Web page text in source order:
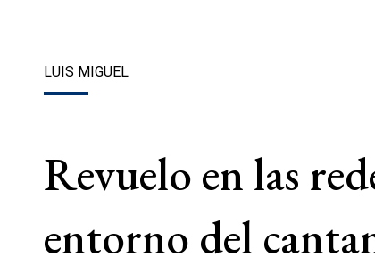
LUIS MIGUEL
Revuelo en las
entorno del